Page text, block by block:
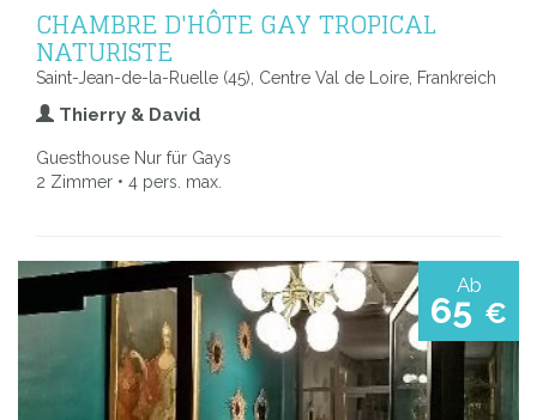
CHAMBRE D'HÔTE GAY TROPICAL
NATURISTE
Saint-Jean-de-la-Ruelle (45), Centre Val de Loire, Frankreich
Thierry & David
Guesthouse Nur für Gays
2 Zimmer • 4 pers. max.
Ab
65 €